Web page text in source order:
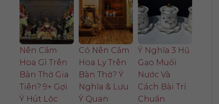
Nên Cắm
Hoa Gì Trên
Bàn Thờ Gia
Tiên? 9+ Gợi
Ý Hút Lộc
Có Nên Cắm
Hoa Ly Trên
Bàn Thờ? Ý
Nghĩa & Lưu
Ý Quan
Ý Nghĩa 3 Hũ
Gạo Muối
Nước Và
Cách Bài Trí
Chuẩn